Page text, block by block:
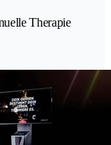
Therapie